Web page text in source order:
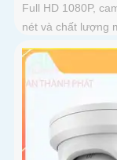
Full HD 1080P,
nét và chất lượng